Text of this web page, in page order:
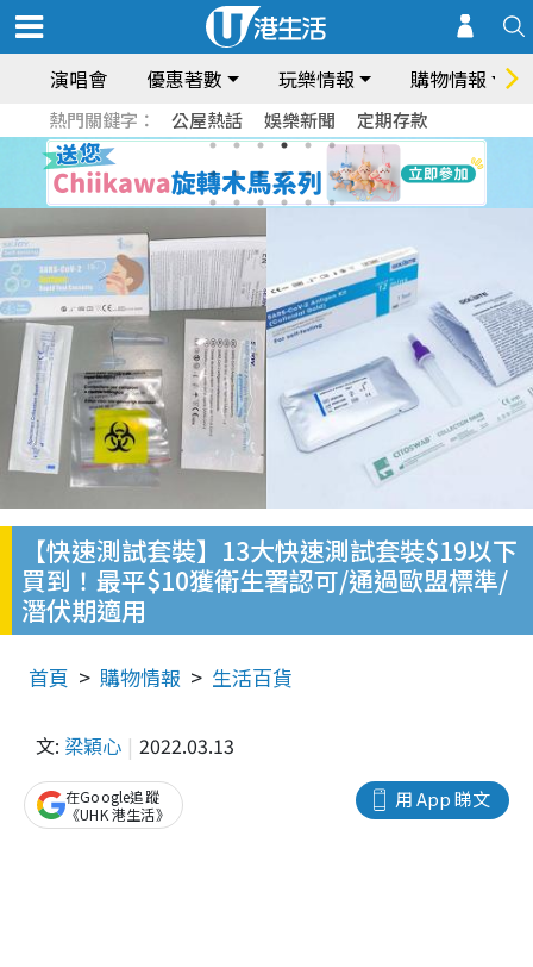
演唱會 優惠著數 玩樂情報 購物情報
熱門關鍵字： 公屋熱話 娛樂新聞 定期存款
【快速測試套裝】13大快速測試套裝$19以下
買到！最平$10獲衛生署認可/通過歐盟標準/
潛伏期適用
首頁 購物情報 生活百貨
文: 梁穎心 2022.03.13
用 App 睇文
在Google追蹤
《UHK 港生活》